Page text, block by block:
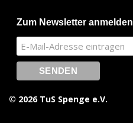
Zum Newsletter anmelden
© 2026 TuS Spenge e.V.